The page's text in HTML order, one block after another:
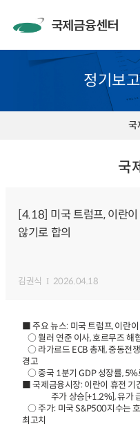
정기보
국
국
[4.18] 미국 트럼프, 이란
않기로 합의
김권식 2026.04.18
■ 주요 뉴스: 미국 트럼프, 이란
○ 월러 연준 이사, 호르무즈 해
○ 라가르드 ECB 총재, 중동전
경고
○ 중국 1분기 GDP 성장률, 5%
■ 국제금융시장: 이란이 휴전
주가 상승[+1.2%], 유가 급
○ 주가: 미국 S&P500지수는
최고치